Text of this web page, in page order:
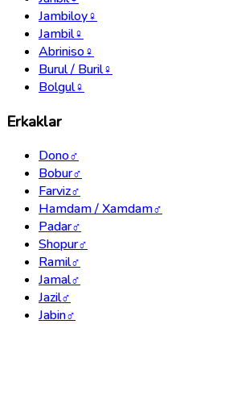
Jambiloy♀
Jambil♀
Abriniso♀
Burul / Buril♀
Bolgul♀
Erkaklar
Dono♂
Bobur♂
Farviz♂
Hamdam / Xamdam♂
Padar♂
Shopur♂
Ramil♂
Jamal♂
Jazil♂
Jabin♂